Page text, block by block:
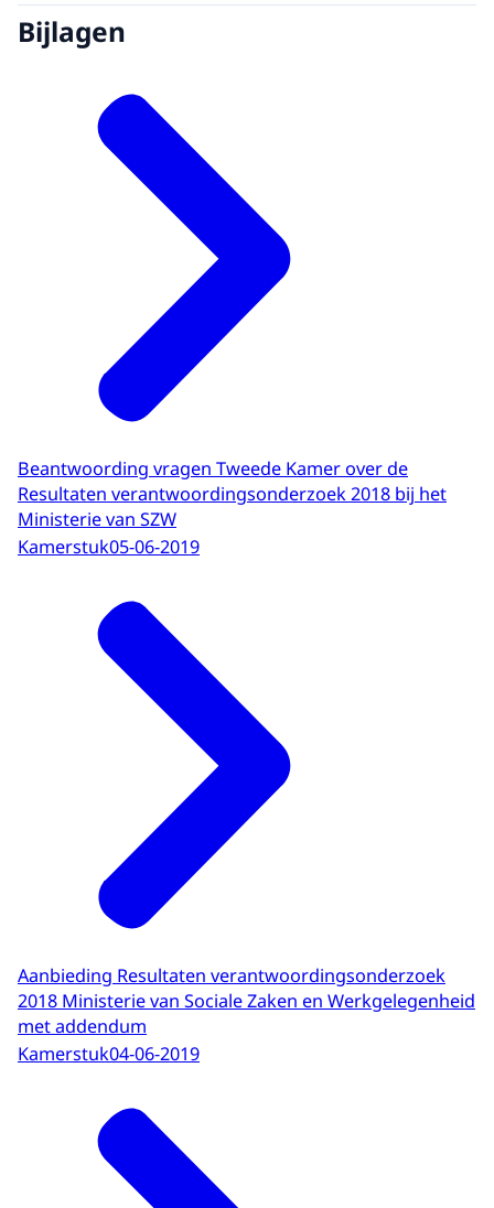
Bijlagen
Beantwoording vragen Tweede Kamer over de
Resultaten verantwoordingsonderzoek 2018 bij het
Ministerie van SZW
Kamerstuk05-06-2019
Aanbieding Resultaten verantwoordingsonderzoek
2018 Ministerie van Sociale Zaken en Werkgelegenheid
met addendum
Kamerstuk04-06-2019